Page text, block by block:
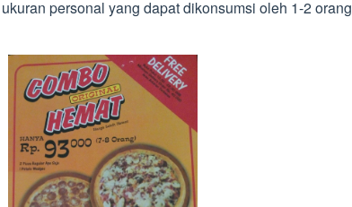
personal yang dapat dikonsumsi oleh 1-2 orang